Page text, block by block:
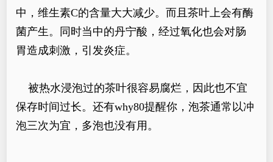
中，维生素C的含量大大减少。而且茶叶上会有酶
菌产生。同时当中的丹宁酸，经过氧化也会对肠
胃造成刺激，引发炎症。
被热水浸泡过的茶叶很容易腐烂，因此也不宜
保存时间过长。还有why80提醒你，泡茶通常以冲
泡三次为宜，多泡也没有用。